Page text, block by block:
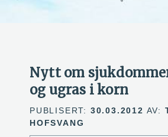
Nytt om
og ugras i korn
PUBLISERT: 30.03.2012 AV:
HOFSVANG